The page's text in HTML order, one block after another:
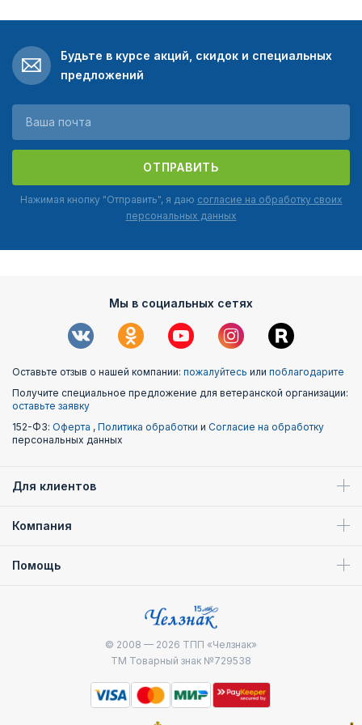
Будьте в курсе акций, скидок и специальных
предложений
ОТПРАВИТЬ
Нажимая кнопку "Отправить", я даю согласие на обработку своих
персональных данных
Мы в социальных сетях
Оставьте отзыв о нашей компании: пожалуйтесь или поблагодарите
Получите специальное предложение для ветеранской организации:
оставьте заявку
152-ФЗ: Оферта , Политика обработки и Согласие на обработку
персональных данных
Для клиентов
Компания
Помощь
© 2008 — 2026 ТПП «Челзнак»
ТМ Товарный знак №729538